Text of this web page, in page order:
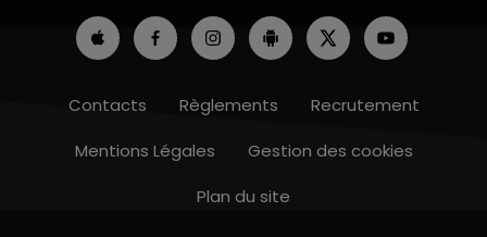
Contacts Règlements
Recrutement
Mentions Légales
Gestion des cookies
Plan du site